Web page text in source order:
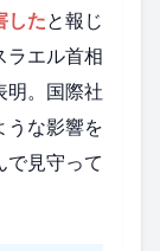
したと報じ
ラエル首相
明。国際社
うな影響を
で見守って